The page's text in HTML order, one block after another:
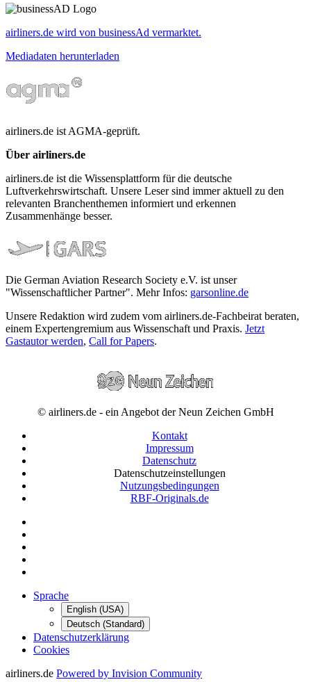
airliners.de wird von businessAd vermarktet.
Mediadaten herunterladen
airliners.de ist AGMA-geprüft.
Über airliners.de
airliners.de ist die Wissensplattform für die deutsche
Luftverkehrswirtschaft. Unsere Leser sind immer aktuell zu den
relevanten Branchenthemen informiert und erkennen
Zusammenhänge besser.
Die German Aviation Research Society e.V. ist unser
"Wissenschaftlicher Partner". Mehr Infos: garsonline.de
Unsere Redaktion wird zudem vom airliners.de-Fachbeirat beraten,
einem Expertengremium aus Wissenschaft und Praxis. Jetzt
Gastautor werden, Call for Papers.
© airliners.de - ein Angebot der Neun Zeichen GmbH
Kontakt
Impressum
Datenschutz
Datenschutzeinstellungen
Nutzungsbedingungen
RBF-Originals.de
Sprache
English (USA)
Deutsch (Standard)
Datenschutzerklärung
Cookies
airliners.de Powered by Invision Community